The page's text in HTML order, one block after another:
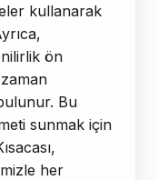
kullanarak
ön
Bu
sunmak için
her